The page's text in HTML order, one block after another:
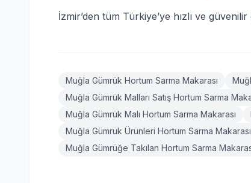
İzmir’den tüm Türkiye’ye hızlı ve
Muğla Gümrük Hortum Sarma Makarası
Muğla Gümrük Malları Satış Hortum Sarma
Muğla Gümrük Malı Hortum Sarma Makarası
Muğla Gümrük Ürünleri Hortum Sarma Makarası
Muğla Gümrüğe Takılan Hortum Sarma